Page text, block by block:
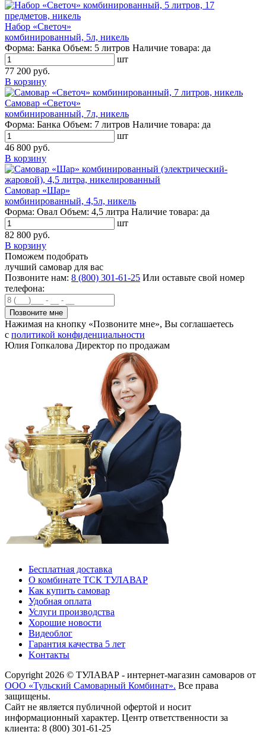
Набор «Светоч»
комбинированный, 5л, никель
Форма: Банка Объем: 5 литров Наличие товара: да
шт
77 200 руб.
В корзину
Самовар «Светоч»
комбинированный, 7л, никель
Форма: Банка Объем: 7 литров Наличие товара: да
шт
46 800 руб.
В корзину
Самовар «Шар»
комбинированный, 4,5л, никель
Форма: Овал Объем: 4,5 литра Наличие товара: да
шт
82 800 руб.
В корзину
Поможем подобрать
лучший самовар для вас
Позвоните нам: 8 (800) 301-61-25 Или оставьте свой номер
телефона:
Нажимая на кнопку «Позвоните мне», Вы соглашаетесь
с политикой конфиденциальности
Юлия Гопкалова Директор по продажам
Бесплатная доставка
О комбинате ТСК ТУЛАВАР
Как купить самовар
Удобная оплата
Услуги производства
Хорошие новости
Видеоблог
Гарантия качества 5 лет
Kонтакты
Copyright 2026 © ТУЛАВАР - интернет-магазин самоваров от
ООО «Тульский Самоварный Комбинат». Все права
защищены.
Сайт не является публичной офертой и носит
информационный характер. Центр ответственности за
клиента: 8 (800) 301-61-25